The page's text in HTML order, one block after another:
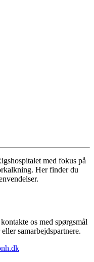
med fokus på
Her finder du
os med spørgsmål
samarbejdspartnere.